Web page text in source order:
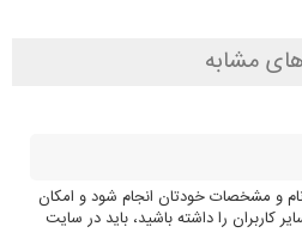
مشابه
نام و مشخصات خودتان انجام شود و امکان
کاربران را داشته باشید، باید در سایت